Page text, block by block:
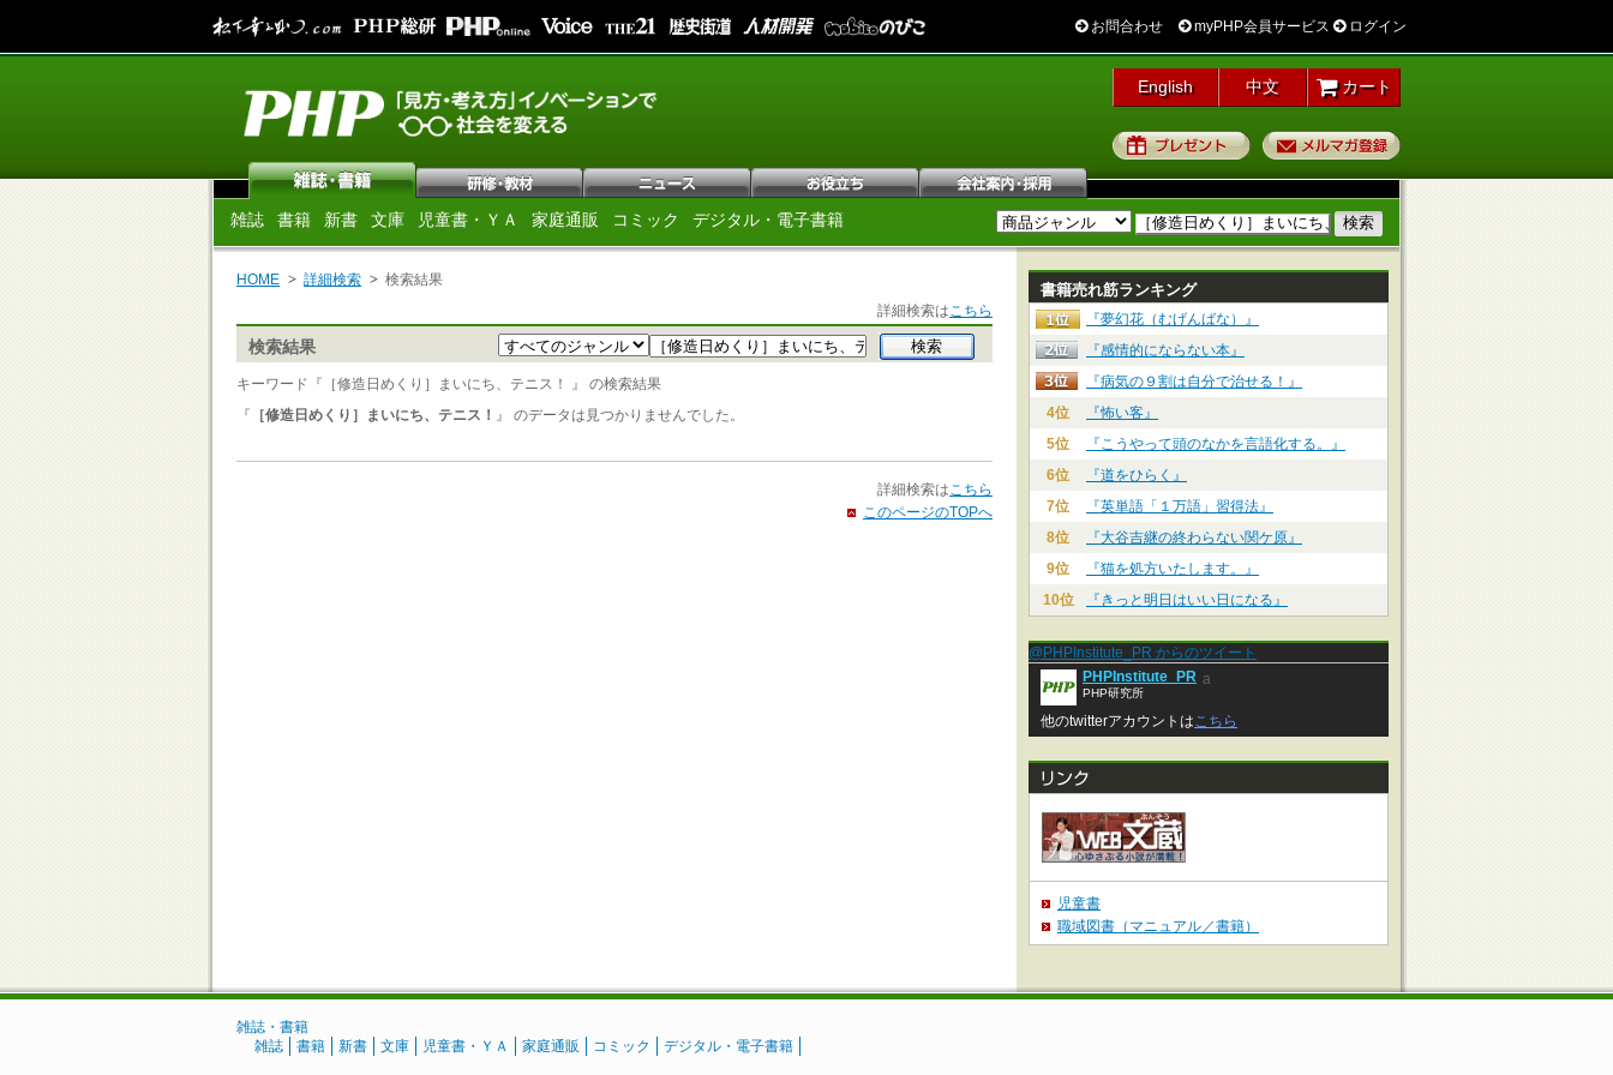
お問合わせ myPHP会員サービス ログイン
English 中文 カート
プレゼント
雑誌 書籍 新書 文庫 児童書・ＹＡ 家庭通販 コミック デジタル・電子書籍
HOME 詳細検索
検索結果
詳細検索はこちら
検索結果
キーワード『［修造日めくり］まいにち、テニス！ 』 の検索結果
『 ［修造日めくり］まいにち、テニス！ 』 のデータは見つかりませんでした。
詳細検索はこちら
このページのTOPへ
書籍売れ筋ランキング
『夢幻花（むげんばな）』
『感情的にならない本』
『病気の９割は自分で治せる！』
4位
『怖い客』
5位
『こうやって頭のなかを言語化する。』
6位
『道をひらく』
7位
『英単語「１万語」習得法』
8位
『大谷吉継の終わらない関ケ原』
9位
『猫を処方いたします。』
10位
『きっと明日はいい日になる』
@PHPInstitute_PR からのツイート
PHPInstitute_PR
PHP研究所
a
他のtwitterアカウントはこちら
児童書
職域図書（マニュアル／書籍）
雑誌・書籍
雑誌
書籍 新書 文庫 児童書・ＹＡ 家庭通販 コミック デジタル・電子書籍